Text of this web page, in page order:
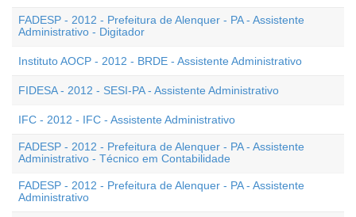
FADESP - 2012 - Prefeitura de Alenquer - PA - Assistente
Administrativo - Digitador
Instituto AOCP - 2012 - BRDE - Assistente Administrativo
FIDESA - 2012 - SESI-PA - Assistente Administrativo
IFC - 2012 - IFC - Assistente Administrativo
FADESP - 2012 - Prefeitura de Alenquer - PA - Assistente
Administrativo - Técnico em Contabilidade
FADESP - 2012 - Prefeitura de Alenquer - PA - Assistente
Administrativo